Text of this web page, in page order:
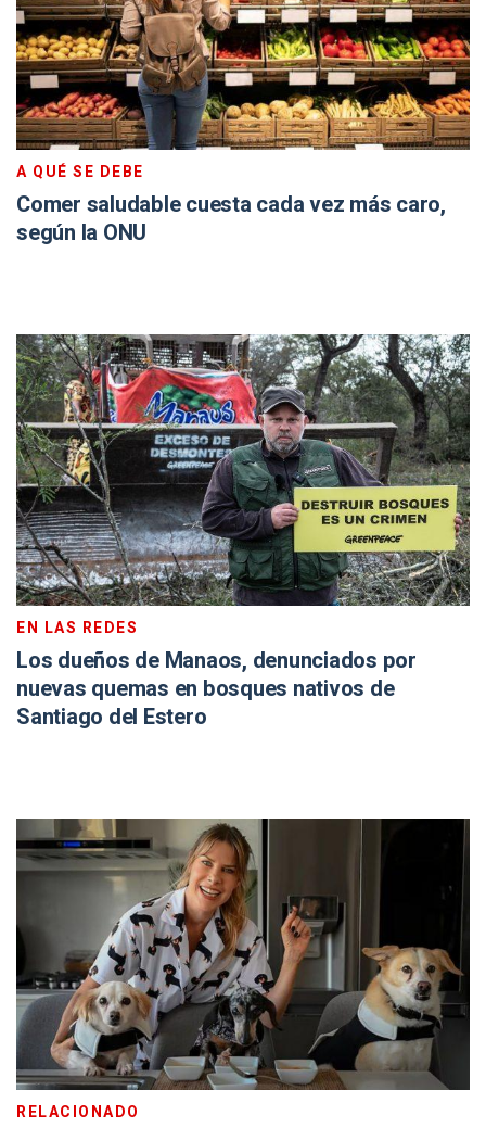
A QUÉ SE DEBE
Comer saludable cuesta cada vez más caro,
según la ONU
EN LAS REDES
Los dueños de Manaos, denunciados por
nuevas quemas en bosques nativos de
Santiago del Estero
RELACIONADO